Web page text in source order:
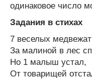
одинаковое число
Задания в стихах
7 веселых медвежат
За малиной в лес
Но 1 малыш устал,
От товарищей